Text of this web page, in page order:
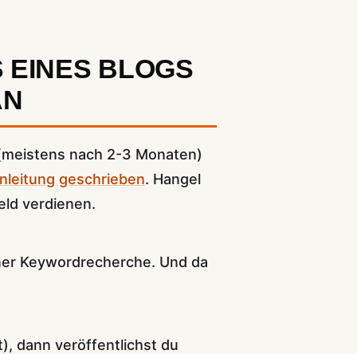
EINES BLOGS
nach 2-3 Monaten)
geschrieben. Hangel
verdienen.
Keywordrecherche. Und da
dann veröffentlichst du